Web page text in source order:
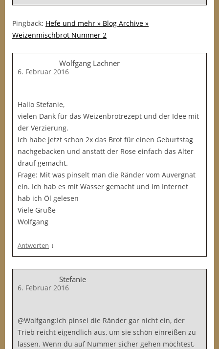
Pingback: Hefe und mehr » Blog Archive »
Weizenmischbrot Nummer 2
Wolfgang Lachner
6. Februar 2016
Hallo Stefanie,
vielen Dank für das Weizenbrotrezept und der Idee mit
der Verzierung.
Ich habe jetzt schon 2x das Brot für einen Geburtstag
nachgebacken und anstatt der Rose einfach das Alter
drauf gemacht.
Frage: Mit was pinselt man die Ränder vom Auvergnat
ein. Ich hab es mit Wasser gemacht und im Internet
hab ich Öl gelesen
Viele Grüße
Wolfgang
Antworten ↓
Stefanie
6. Februar 2016
@Wolfgang:Ich pinsel die Ränder gar nicht ein, der
Trieb reicht eigendlich aus, um sie schön einreißen zu
lassen. Wenn du auf Nummer sicher gehen möchtest,